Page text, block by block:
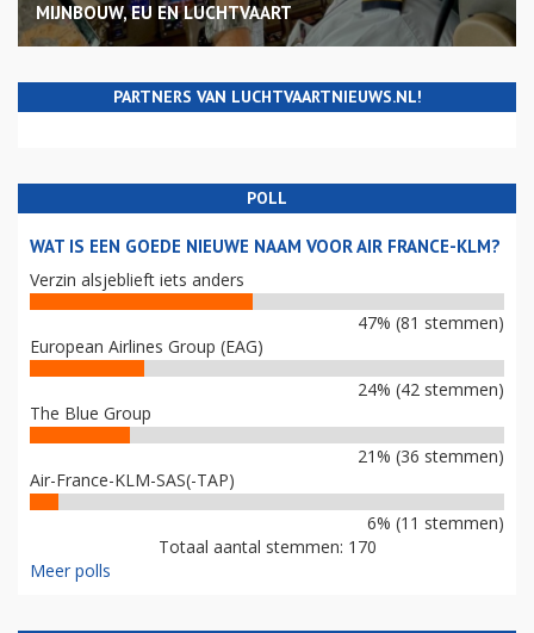
MIJNBOUW, EU EN LUCHTVAART
PARTNERS VAN LUCHTVAARTNIEUWS.NL!
POLL
WAT IS EEN GOEDE NIEUWE NAAM VOOR AIR FRANCE-KLM?
Verzin alsjeblieft iets anders
47% (81 stemmen)
European Airlines Group (EAG)
24% (42 stemmen)
The Blue Group
21% (36 stemmen)
Air-France-KLM-SAS(-TAP)
6% (11 stemmen)
Totaal aantal stemmen: 170
Meer polls